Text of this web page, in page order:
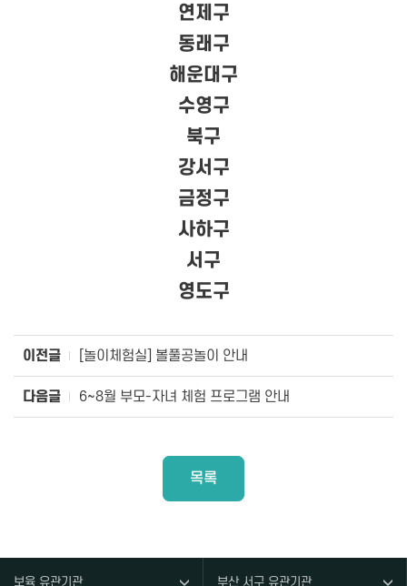
연제구
동래구
해운대구
수영구
북구
강서구
금정구
사하구
서구
영도구
이전글 [놀이체험실] 볼풀공놀이 안내
다음글 6~8월 부모-자녀 체험 프로그램 안내
목록
보육 유관기관 부산 서구 유관기관